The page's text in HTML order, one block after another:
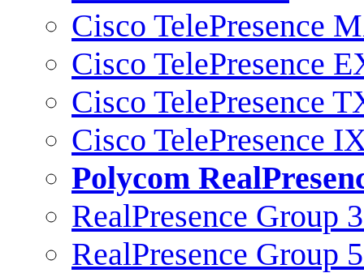
Cisco TelePresence
Cisco TelePresence
Cisco TelePresence
Cisco TelePresence
Polycom
RealPresence Group
RealPresence Group